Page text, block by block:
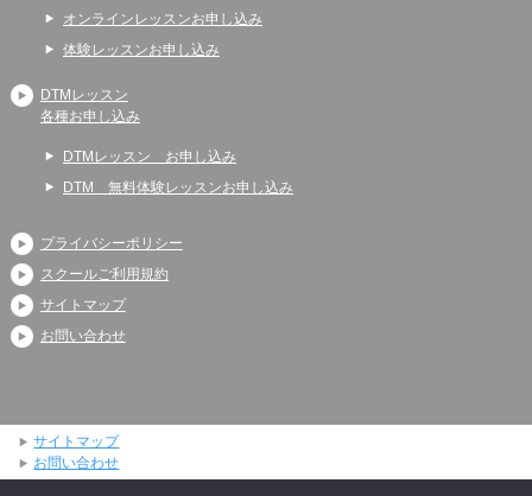
オンラインレッスンお申し込み
体験レッスンお申し込み
DTMレッスン
各種お申し込み
DTMレッスン お申し込み
DTM 無料体験レッスンお申し込み
プライバシーポリシー
スクールご利用規約
サイトマップ
お問い合わせ
サイトマップ
お問い合わせ